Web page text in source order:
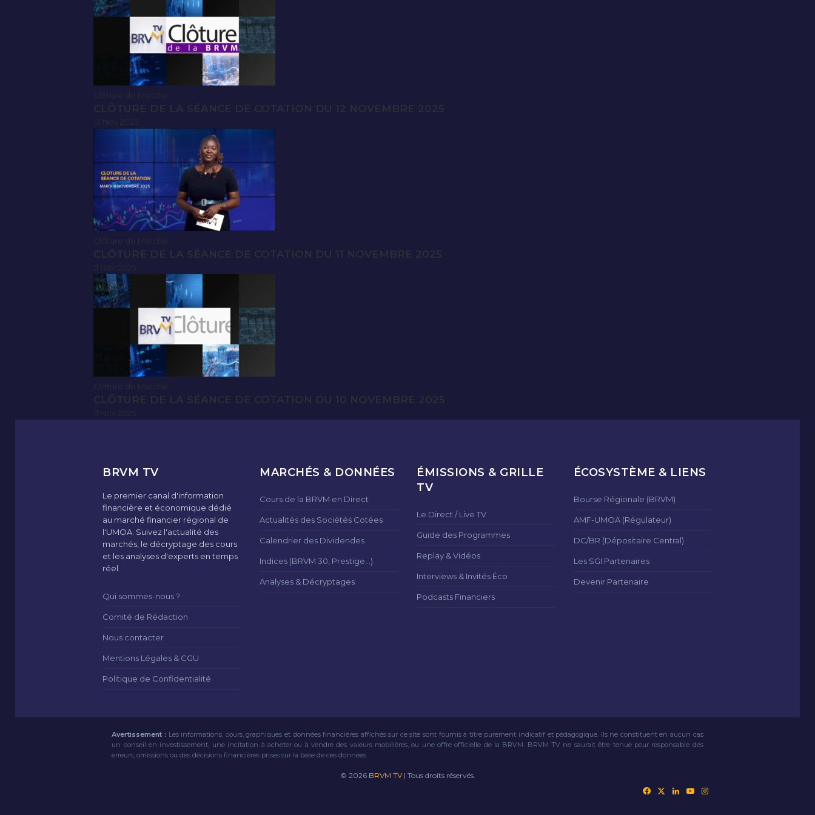
CLÔTURE DE LA SÉANCE DE COTATION DU 12 NOVEMBRE 2025
CLÔTURE DE LA SÉANCE DE COTATION DU 11 NOVEMBRE 2025
CLÔTURE DE LA SÉANCE DE COTATION DU 10 NOVEMBRE 2025
BRVM TV
Le premier canal d'information
financière et économique dédié
au marché financier régional de
l'UMOA. Suivez l'actualité des
marchés, le décryptage des cours
et les analyses d'experts en temps
réel.
Qui sommes-nous ?
Comité de Rédaction
Nous contacter
Mentions Légales & CGU
Politique de Confidentialité
MARCHÉS & DONNÉES
Cours de la BRVM en Direct
Actualités des Sociétés Cotées
Calendrier des Dividendes
Indices (BRVM 30, Prestige...)
Analyses & Décryptages
ÉMISSIONS & GRILLE
TV
Le Direct / Live TV
Guide des Programmes
Replay & Vidéos
Interviews & Invités Éco
Podcasts Financiers
ÉCOSYSTÈME & LIENS
Bourse Régionale (BRVM)
AMF-UMOA (Régulateur)
DC/BR (Dépositaire Central)
Les SGI Partenaires
Devenir Partenaire
Avertissement : Les informations, cours, graphiques et données financières affichés sur ce site sont fournis à titre purement indicatif et pédagogique. Ils ne constituent en aucun cas
un conseil en investissement, une incitation à acheter ou à vendre des valeurs mobilières, ou une offre officielle de la BRVM. BRVM TV ne saurait être tenue pour responsable des
erreurs, omissions ou des décisions financières prises sur la base de ces données.
© 2026 BRVM TV| Tous droits réservés.
FacebookLinkedinYouTube